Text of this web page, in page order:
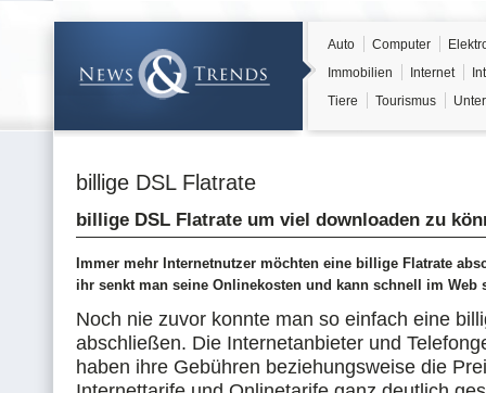
Auto Computer
Immobilien
Internet
Tiere
Tourismus
billige DSL Flatrate
billige DSL Flatrate um viel downloaden zu
Immer mehr Internetnutzer möchten eine billige Flatrate
ihr senkt man seine Onlinekosten und kann schnell im Web
Noch nie zuvor konnte man so einfach eine
abschließen. Die Internetanbieter und
haben ihre Gebühren beziehungsweise die